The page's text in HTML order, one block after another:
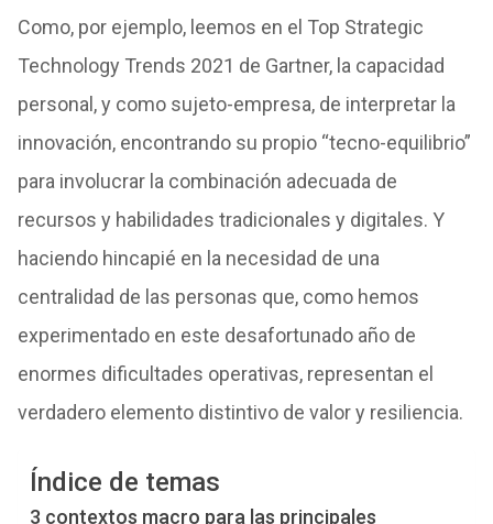
Como, por ejemplo, leemos en el Top Strategic
Technology Trends 2021 de Gartner, la capacidad
personal, y como sujeto-empresa, de interpretar la
innovación, encontrando su propio “tecno-equilibrio”
para involucrar la combinación adecuada de
recursos y habilidades tradicionales y digitales. Y
haciendo hincapié en la necesidad de una
centralidad de las personas que, como hemos
experimentado en este desafortunado año de
enormes dificultades operativas, representan el
verdadero elemento distintivo de valor y resiliencia.
Índice de temas
3 contextos macro para las principales